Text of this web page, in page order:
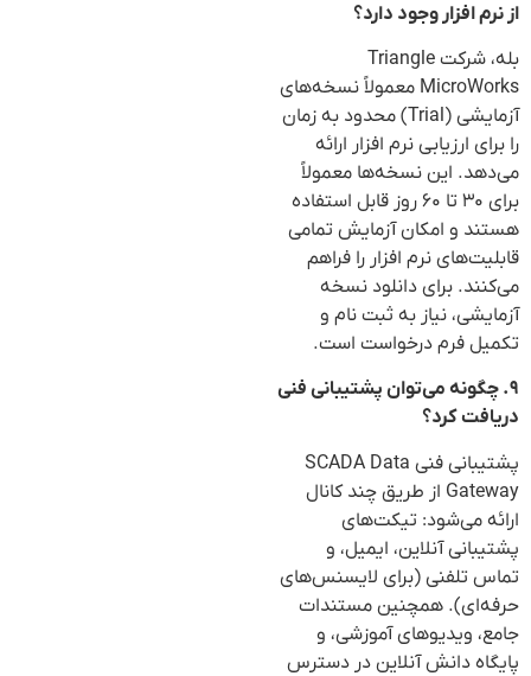
از نرم افزار وجود دارد؟
بله، شرکت Triangle
MicroWorks معمولاً نسخه‌های
آزمایشی (Trial) محدود به زمان
را برای ارزیابی نرم افزار ارائه
می‌دهد. این نسخه‌ها معمولاً
برای ۳۰ تا ۶۰ روز قابل استفاده
هستند و امکان آزمایش تمامی
قابلیت‌های نرم افزار را فراهم
می‌کنند. برای دانلود نسخه
آزمایشی، نیاز به ثبت نام و
تکمیل فرم درخواست است.
۹. چگونه می‌توان پشتیبانی فنی
دریافت کرد؟
پشتیبانی فنی SCADA Data
Gateway از طریق چند کانال
ارائه می‌شود: تیکت‌های
پشتیبانی آنلاین، ایمیل، و
تماس تلفنی (برای لایسنس‌های
حرفه‌ای). همچنین مستندات
جامع، ویدیوهای آموزشی، و
پایگاه دانش آنلاین در دسترس